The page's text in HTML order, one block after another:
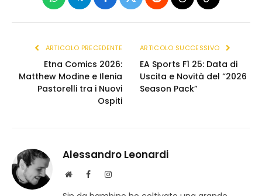
WhatsAppTelegramFacebook
X
Reddit ThreadsCopia
ARTICOLO PRECEDENTE
Etna Comics 2026:
Matthew Modine e Ilenia
Pastorelli tra i Nuovi
Ospiti
ARTICOLO SUCCESSIVO
EA Sports F1 25: Data di
Uscita e Novità del “2026
Season Pack”
Alessandro Leonardi
S
F
I